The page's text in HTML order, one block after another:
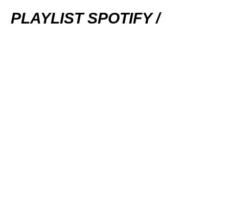
PLAYLIST SPOTIFY /